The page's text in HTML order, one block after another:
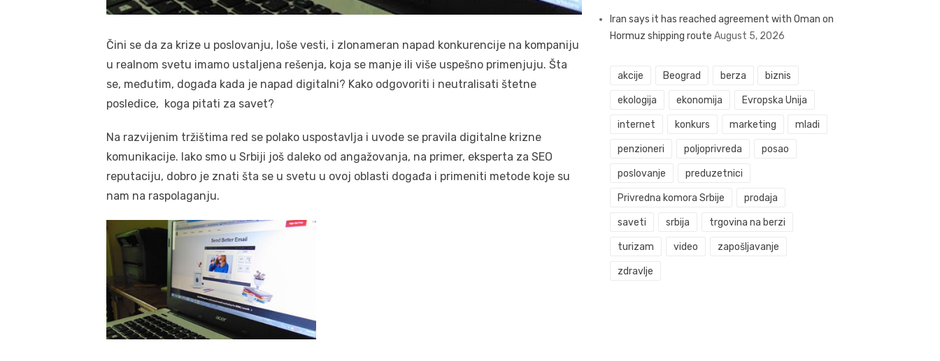
Čini se da za krize u poslovanju, loše vesti, i zlonameran napad konkurencije na kompaniju
u realnom svetu imamo ustaljena rešenja, koja se manje ili više uspešno primenjuju. Šta
se, međutim, događa kada je napad digitalni? Kako odgovoriti i neutralisati štetne
posledice, koga pitati za savet?
Na razvijenim tržištima red se polako uspostavlja i uvode se pravila digitalne krizne
komunikacije. Iako smo u Srbiji još daleko od angažovanja, na primer, eksperta za SEO
reputaciju, dobro je znati šta se u svetu u ovoj oblasti događa i primeniti metode koje su
nam na raspolaganju.
Iran says it has reached agreement with Oman on
Hormuz shipping route August 5, 2026
akcije Beograd berza biznis
ekologija ekonomija Evropska Unija
internet konkurs marketing mladi
penzioneri poljoprivreda posao
poslovanje preduzetnici
Privredna komora Srbije prodaja
saveti srbija trgovina na berzi
turizam video zapošljavanje
zdravlje